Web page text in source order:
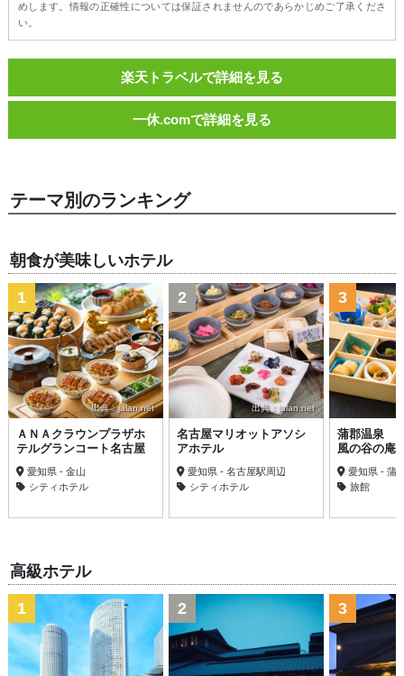
めします。情報の正確性については保証されませんのであらかじめご了承くださ
い。
楽天トラベルで詳細を見る
一休.comで詳細を見る
テーマ別のランキング
朝食が美味しいホテル
出典：jalan.net
1
ＡＮＡクラウンプラザホ
テルグランコート名古屋
愛知県 - 金山
シティホテル
出典：jalan.net
2
名古屋マリオットアソシ
アホテル
愛知県 - 名古屋駅周辺
シティホテル
3
蒲郡温泉
風の谷の庵
愛知県 - 蒲
旅館
高級ホテル
1 2 3